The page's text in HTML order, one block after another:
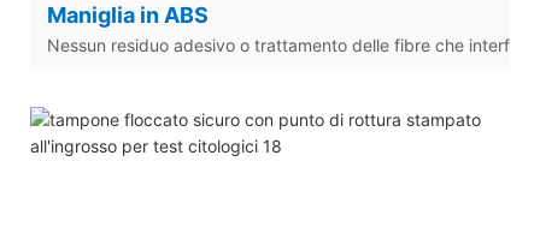
Maniglia in ABS
Nessun residuo adesivo o trattamento delle fibre che